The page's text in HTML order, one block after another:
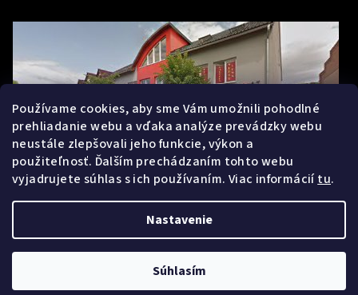
Používame cookies, aby sme Vám umožnili pohodlné
prehliadanie webu a vďaka analýze prevádzky webu
neustále zlepšovali jeho funkcie, výkon a
použiteľnosť. Ďalším prechádzaním tohto webu
vyjadrujete súhlas s ich používaním. Viac informáciítu.
Nastavenie
Súhlasím
Vytvoril Shoptet